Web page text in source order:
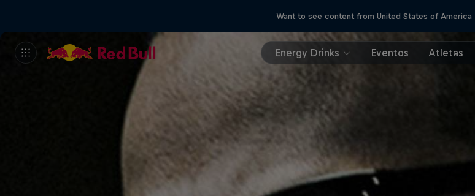
Want to see content from United States of America
Energy Drinks Eventos Atletas